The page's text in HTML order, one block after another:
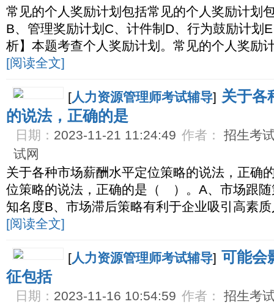
常见的个人奖励计划包括常见的个人奖励计
B、管理奖励计划C、计件制D、行为鼓励计划
析】本题考查个人奖励计划。常见的个人奖励
[阅读全文]
[人力资源管理师考试辅导] 关于各
的说法，正确的是
日期： 2023-11-21 11:24:49 作者：
招生考
试网
关于各种市场薪酬水平定位策略的说法，正确
位策略的说法，正确的是（ ）。A、市场跟
知名度B、市场滞后策略有利于企业吸引高素
[阅读全文]
[人力资源管理师考试辅导] 可能会
征包括
日期： 2023-11-16 10:54:59 作者：
招生考